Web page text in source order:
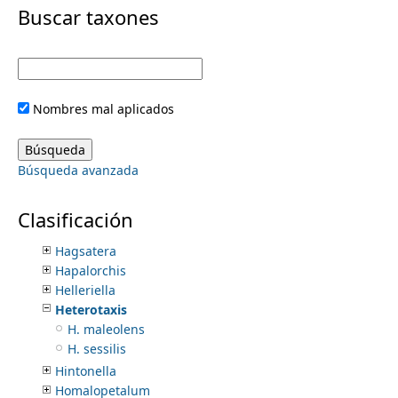
i
m
r
y
t
n
u
Buscar taxones
Nombres mal aplicados
Búsqueda avanzada
Clasificación
Fernandezia
Galeandra
Galeottiella
Goodyera
Govenia
Guarianthe
Habenaria
Hagsatera
Hapalorchis
Helleriella
Heterotaxis
H. maleolens
H. sessilis
Hintonella
Homalopetalum